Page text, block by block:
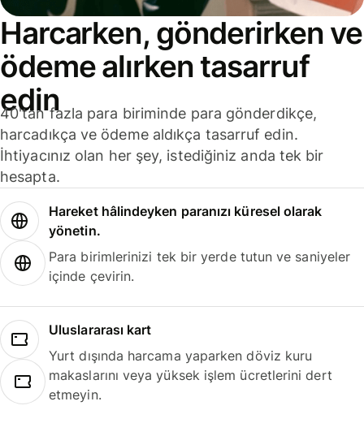
Harcarken, gönderirken ve
ödeme alırken tasarruf
edin
40'tan fazla para biriminde para gönderdikçe,
harcadıkça ve ödeme aldıkça tasarruf edin.
İhtiyacınız olan her şey, istediğiniz anda tek bir
hesapta.
Hareket hâlindeyken paranızı küresel olarak
yönetin.
Para birimlerinizi tek bir yerde tutun ve saniyeler
içinde çevirin.
Uluslararası kart
Yurt dışında harcama yaparken döviz kuru
makaslarını veya yüksek işlem ücretlerini dert
etmeyin.